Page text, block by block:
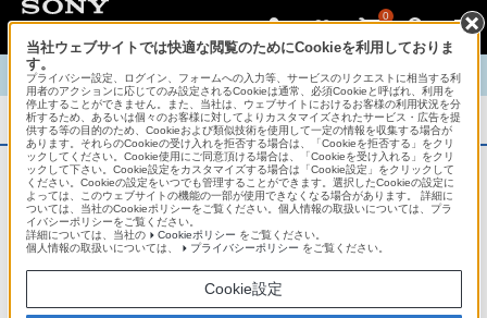
0
TOP 商品概要 商品情報 English 中文
商品概要
アフターサービス
オーバーシーズモデルは、いろいろな国
地域で共通の保証を実施しています。
当社ウェブサイトでは快適な閲覧のためにCookieを利用しておりま
す。
プライバシー設定、ログイン、フォームへの入力等、サービスのリクエストに相当する利
用者のアクションに応じてのみ設定されるCookieは通常、必須Cookieと呼ばれ、利用を
停止することができません。また、当社は、ウェブサイトにおけるお客様の利用状況を分
析するため、あるいは個々のお客様に対してよりカスタマイズされたサービス・広告を提
供する等の目的のため、Cookieおよび類似技術を使用して一定の情報を収集する場合が
あります。それらのCookieの受け入れを拒否する場合は、「Cookieを拒否する」をクリ
ックしてください。Cookie使用にご同意頂ける場合は、「Cookieを受け入れる」をクリ
ックして下さい。Cookie設定をカスタマイズする場合は「Cookie設定」をクリックして
ください。Cookieの設定をいつでも管理することができます。選択したCookieの設定に
よっては、このウェブサイトの機能の一部が使用できなくなる場合があります。 詳細に
ついては、当社のCookieポリシーをご覧ください。個人情報の取扱いについては、プラ
イバシーポリシーをご覧ください。
詳細については、当社の
Cookieポリシー をご覧ください。
個人情報の取扱いについては、
プライバシーポリシー をご覧ください。
Cookie設定